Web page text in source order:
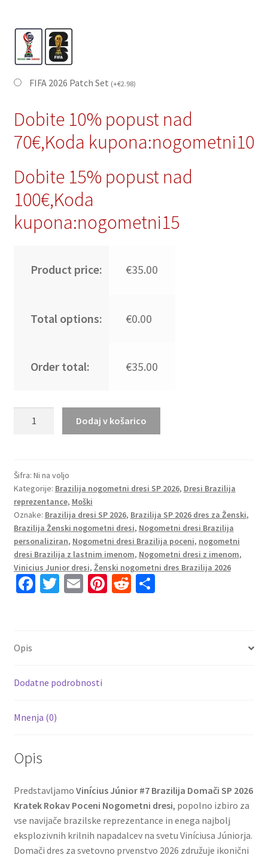
FIFA 2026 Patch Set (+€2.98)
Dobite 10% popust nad
70€,Koda kupona:nogometni10
Dobite 15% popust nad
100€,Koda
kupona:nogometni15
Product price: €35.00
Total options: €0.00
Order total: €35.00
Domači
SP
2026
Kratek
rokav
Poceni
Nogometni
dresi
količina
Dodaj v košarico
Šifra: Ni na voljo
Kategorije: Brazilija nogometni dresi SP 2026, Dresi Brazilija
reprezentance, Moški
Oznake: Brazilija dresi SP 2026, Brazilija SP 2026 dres za Ženski,
Brazilija Ženski nogometni dresi, Nogometni dresi Brazilija
personaliziran, Nogometni dresi Brazilija poceni, nogometni
dresi Brazilija z lastnim imenom, Nogometni dresi z imenom,
Vinicius Junior dresi, Ženski nogometni dres Brazilija 2026
Fa
k
T E Pi R S
Opis
Dodatne podrobnosti
Mnenja (0)
Opis
Predstavljamo Vinícius Júnior #7 Brazilija Domači SP 2026
Kratek Rokav Poceni Nogometni dresi, popolno izbiro za
vse navijače brazilske reprezentance in enega najbolj
eksplozivnih krilnih napadalcev na svetu Viníciusa Júniorja.
Domači dres za svetovno prvenstvo 2026 združuje ikonični